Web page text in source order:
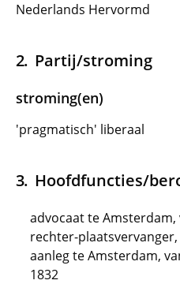
Nederlands Hervormd
Partij/stroming
stroming(en)
'pragmatisch' liberaal
Hoofdfuncties/
advocaat te
rechter-
aanleg te Amsterdam,
1832